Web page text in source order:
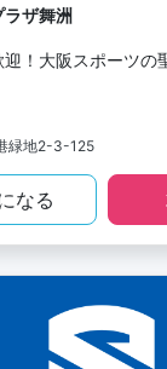
ザ舞洲
！大阪スポーツの
緑地2-3-125
なる